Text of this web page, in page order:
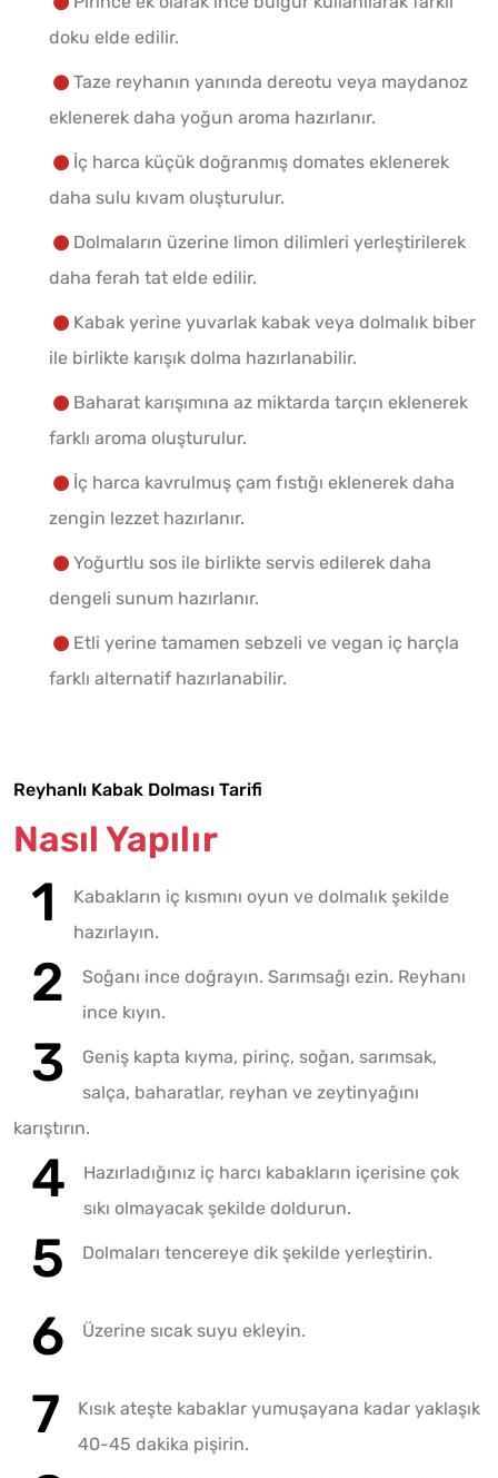
doku elde edilir.
Taze reyhanın yanında dereotu veya maydanoz
eklenerek daha yoğun aroma hazırlanır.
İç harca küçük doğranmış domates eklenerek
daha sulu kıvam oluşturulur.
Dolmaların üzerine limon dilimleri yerleştirilerek
daha ferah tat elde edilir.
Kabak yerine yuvarlak kabak veya dolmalık biber
ile birlikte karışık dolma hazırlanabilir.
Baharat karışımına az miktarda tarçın eklenerek
farklı aroma oluşturulur.
İç harca kavrulmuş çam fıstığı eklenerek daha
zengin lezzet hazırlanır.
Yoğurtlu sos ile birlikte servis edilerek daha
dengeli sunum hazırlanır.
Etli yerine tamamen sebzeli ve vegan iç harçla
farklı alternatif hazırlanabilir.
Reyhanlı Kabak Dolması Tarifi
Nasıl Yapılır
Kabakların iç kısmını oyun ve dolmalık şekilde
hazırlayın.
Soğanı ince doğrayın. Sarımsağı ezin. Reyhanı
ince kıyın.
Geniş kapta kıyma, pirinç, soğan, sarımsak,
salça, baharatlar, reyhan ve zeytinyağını
karıştırın.
Hazırladığınız iç harcı kabakların içerisine çok
sıkı olmayacak şekilde doldurun.
Dolmaları tencereye dik şekilde yerleştirin.
Üzerine sıcak suyu ekleyin.
Kısık ateşte kabaklar yumuşayana kadar yaklaşık
40-45 dakika pişirin.